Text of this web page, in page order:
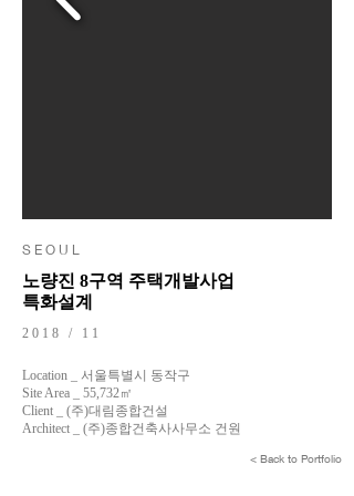
S E O U L
노량진 8구역 주택개발사업
​특화설계
2018 / 11
Location _ 서울특별시 동작구
Site Area _ 55,732㎡
Client _ (주)대림종합건설
Architect _ (주)종합건축사사무소 건원​
< Back to Portfolio